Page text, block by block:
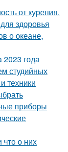
от курения.
здоровья
о океане,
года
студийных
техники
приборы
что о них